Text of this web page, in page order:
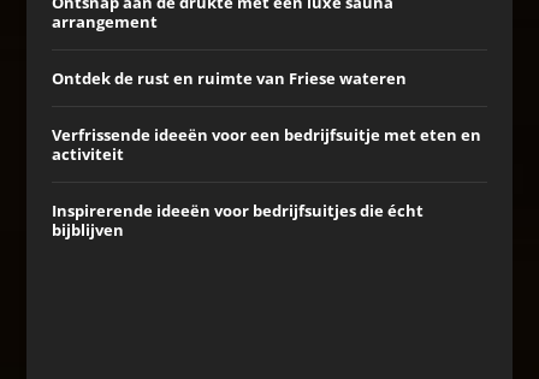
arrangement
Ontdek de rust en ruimte van Friese wateren
Verfrissende ideeën voor een bedrijfsuitje met eten en
activiteit
Inspirerende ideeën voor bedrijfsuitjes die écht
bijblijven